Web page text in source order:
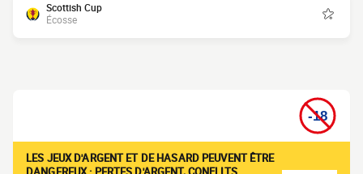
Scottish Cup
Écosse
LES JEUX D'ARGENT ET DE HASARD PEUVENT ÊTRE